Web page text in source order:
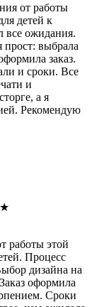
от работы
детей к
все ожидания.
выбрала
заказ.
и сроки. Все
и
а я
Рекомендую
★
работы этой
Процесс
дизайна на
оформила
Сроки